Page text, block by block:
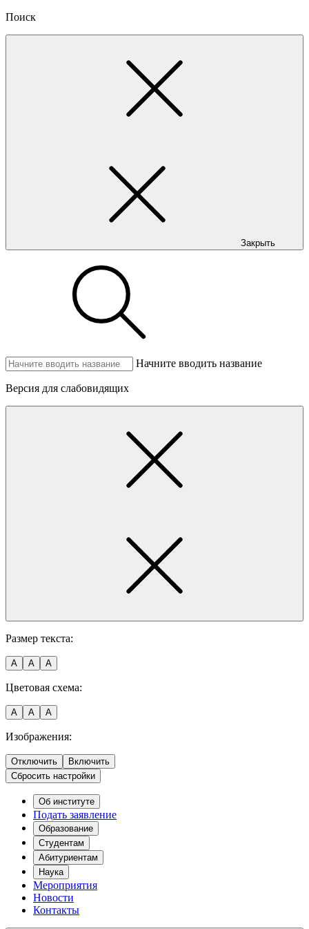
Поиск
Закрыть
Начните вводить название
Версия для слабовидящих
Размер текста:
A A A
Цветовая схема:
A A A
Изображения:
Отключить
Включить
Сбросить настройки
Об институте
Подать заявление
Образование
Студентам
Абитуриентам
Наука
Мероприятия
Новости
Контакты